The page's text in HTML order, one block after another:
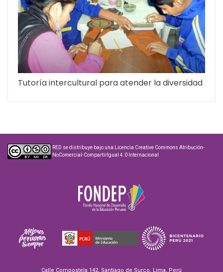
Tutoría intercultural para atender la diversidad
RED se distribuye bajo una
Licencia Creative Commons Atribución-
NoComercial-CompartirIgual 4.0 Internacional
Calle Compostela 142, Santiago de Surco, Lima, Perú